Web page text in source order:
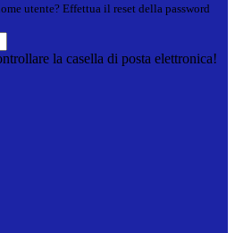
utente? Effettua il reset della password
la casella di posta elettronica!